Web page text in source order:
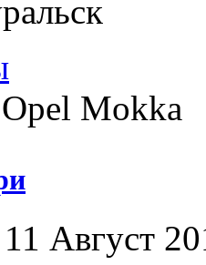
Mokka
11 Август